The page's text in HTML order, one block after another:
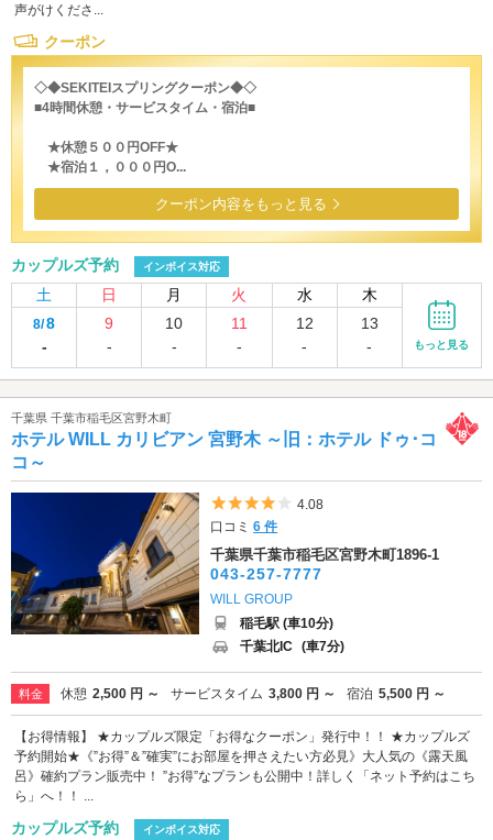
声がけくださ...
クーポン
◇◆SEKITEIスプリングクーポン◆◇
■4時間休憩・サービスタイム・宿泊■
★休憩５００円OFF★
★宿泊１，０００円O...
クーポン内容をもっと見る
カップルズ予約 インボイス対応
土 日 月 火 水 木
8/8
-
9
-
10
-
11
-
12
-
13
-
もっと見る
千葉県 千葉市稲毛区宮野木町
ホテル WILL カリビアン 宮野木 ～旧：ホテル ドゥ･コ
コ～
5つ星のうち4
4.08
口コミ6 件
千葉県千葉市稲毛区宮野木町1896-1
043-257-7777
WILL GROUP
稲毛駅 (車10分)
千葉北IC (車7分)
料金 休憩 2,500 円 ～ サービスタイム 3,800 円 ～ 宿泊 5,500 円 ～
【お得情報】 ★カップルズ限定「お得なクーポン」発行中！！ ★カップルズ
予約開始★《”お得”＆”確実”にお部屋を押さえたい方必見》大人気の《露天風
呂》確約プラン販売中！ ”お得”なプランも公開中！詳しく「ネット予約はこち
ら」へ！！ ...
カップルズ予約 インボイス対応